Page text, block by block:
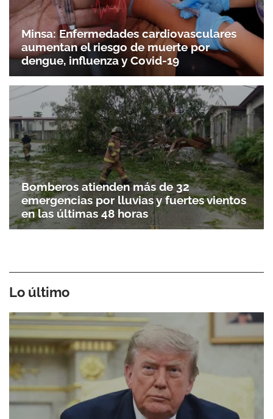
Minsa: Enfermedades cardiovasculares
aumentan el riesgo de muerte por
dengue, influenza y Covid-19
Bomberos atienden más de 32
emergencias por lluvias y fuertes vientos
en las últimas 48 horas
Lo último